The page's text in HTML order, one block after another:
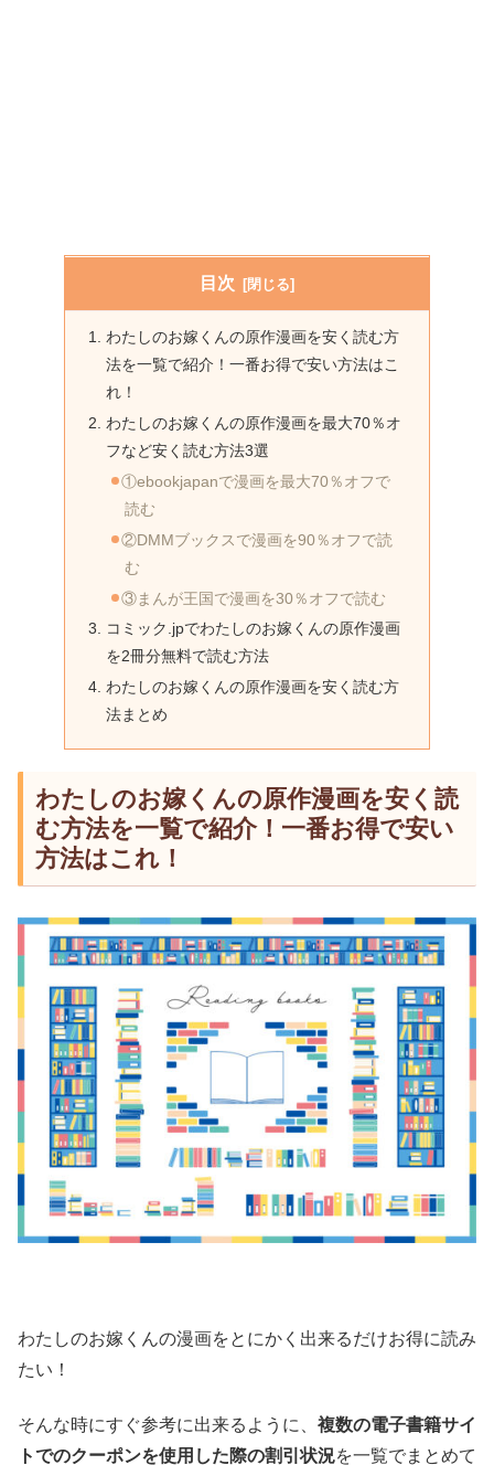
目次
わたしのお嫁くんの原作漫画を安く読む方
法を一覧で紹介！一番お得で安い方法はこ
れ！
わたしのお嫁くんの原作漫画を最大70％オ
フなど安く読む方法3選
①ebookjapanで漫画を最大70％オフで
読む
②DMMブックスで漫画を90％オフで読
む
③まんが王国で漫画を30％オフで読む
コミック.jpでわたしのお嫁くんの原作漫画
を2冊分無料で読む方法
わたしのお嫁くんの原作漫画を安く読む方
法まとめ
わたしのお嫁くんの原作漫画を安く読
む方法を一覧で紹介！一番お得で安い
方法はこれ！
わたしのお嫁くんの漫画をとにかく出来るだけお得に読み
たい！
そんな時にすぐ参考に出来るように、 複数の電子書籍サイ
トでのクーポンを使用した際の割引状況を一覧でまとめて